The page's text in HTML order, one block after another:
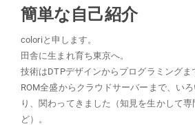
簡単な自己紹介
coloriと申します。
田舎に生まれ育ち東京へ。
技術はDTPデザインからプログラミングま
ROM全盛からクラウドサーバーまで、い
り、関わってきました（知見を生かして
ど）。